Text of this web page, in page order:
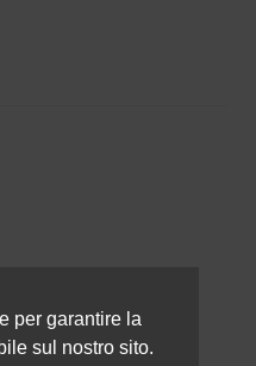
per garantire la
sul nostro sito.